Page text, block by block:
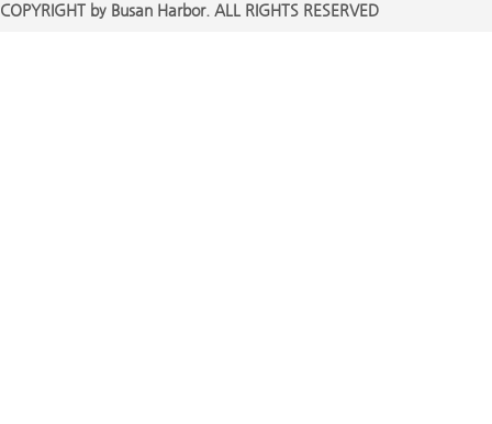
COPYRIGHT by Busan Harbor. ALL RIGHTS RESERVED